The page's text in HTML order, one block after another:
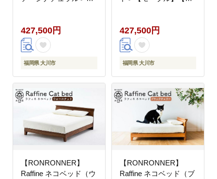
427,500円
福岡県 大川市
427,500円
福岡県 大川市
【RONRONNER】
Raffine ネコベッド（ウ
【RONRONNER】
Raffine ネコベッド（ブ